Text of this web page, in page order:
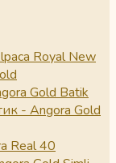
Royal New
Gold Batik
- Angora Gold
Real 40